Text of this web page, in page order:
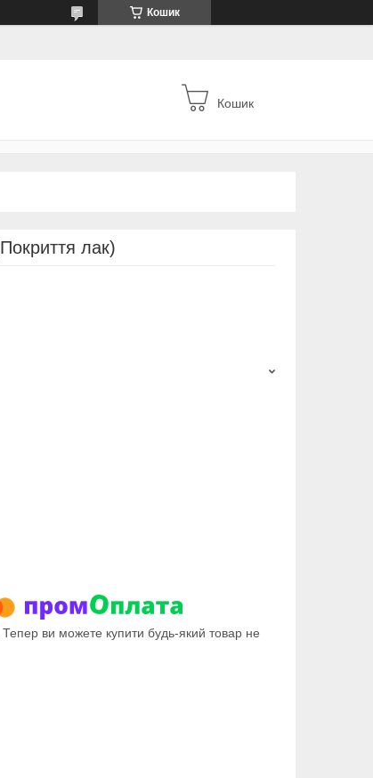
Кошик
Кошик
лак)
Тепер ви можете купити будь-який товар не